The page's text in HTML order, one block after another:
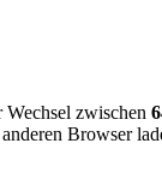
Wechsel zwischen
Browser